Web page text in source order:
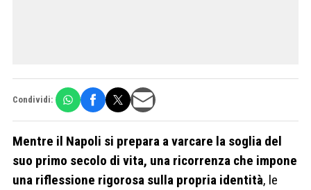
Condividi:
Mentre il Napoli si prepara a varcare la soglia del
suo primo secolo di vita, una ricorrenza che impone
una riflessione rigorosa sulla propria identità, le